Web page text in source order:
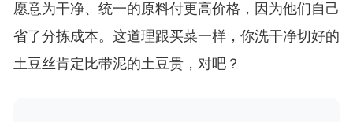
愿意为干净、统一的原料付更高价格，因为他们自己
省了分拣成本。这道理跟买菜一样，你洗干净切好的
土豆丝肯定比带泥的土豆贵，对吧？